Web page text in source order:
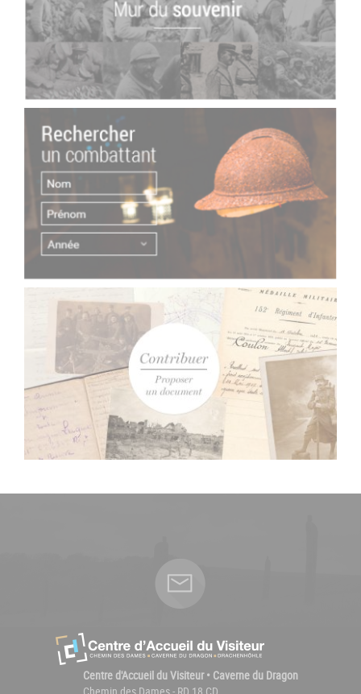
Centre d'Accueil du Visiteur • Caverne du Dragon